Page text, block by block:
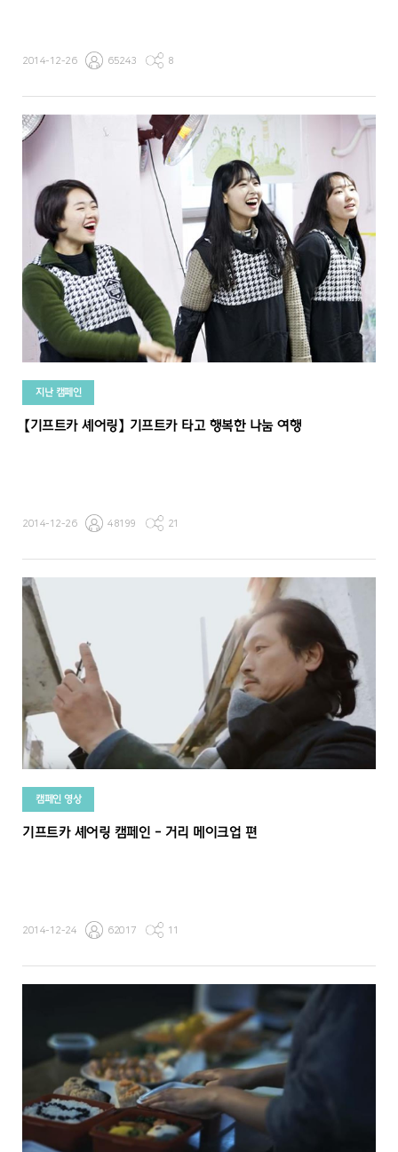
2014-12-26 65243 8
지난 캠페인
【기프트카 셰어링】 기프트카 타고 행복한 나눔 여행
2014-12-26 48199 21
캠페인 영상
기프트카 셰어링 캠페인 - 거리 메이크업 편
2014-12-24 62017 11